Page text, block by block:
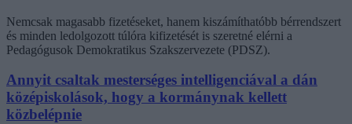
Nemcsak magasabb fizetéseket, hanem kiszámíthatóbb bérrendszert
és minden ledolgozott túlóra kifizetését is szeretné elérni a
Pedagógusok Demokratikus Szakszervezete (PDSZ).
Annyit csaltak mesterséges intelligenciával a dán
középiskolások, hogy a kormánynak kellett
közbelépnie